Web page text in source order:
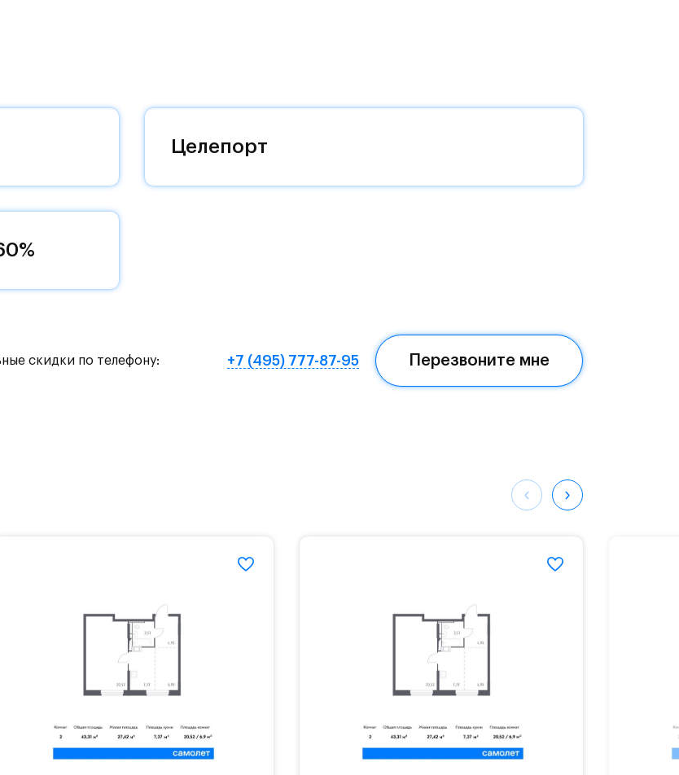
до столицы.
с чистовой отделкой, закрытый двор без
МЦД «Одинцово».
обход Одинцово».
гимназии «Жуковка».
по пропускам.#yan19-2r1530364#
Целепорт
скидки по телефону: +7 (495) 777-87-95 Перезвоните мне